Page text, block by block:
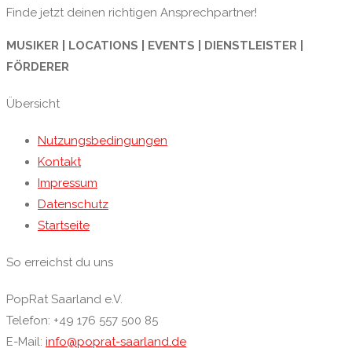
Finde jetzt deinen richtigen Ansprechpartner!
MUSIKER | LOCATIONS | EVENTS | DIENSTLEISTER |
FÖRDERER
Übersicht
Nutzungsbedingungen
Kontakt
Impressum
Datenschutz
Startseite
So erreichst du uns
PopRat Saarland e.V.
Telefon: +49 176 557 500 85
E-Mail: info@poprat-saarland.de